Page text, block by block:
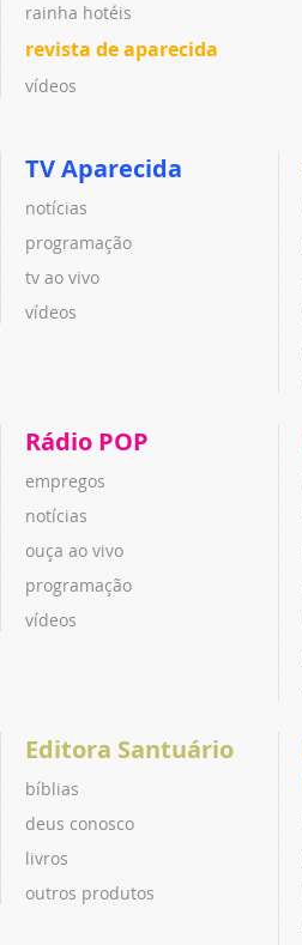
rainha hotéis
revista de aparecida
vídeos
TV Aparecida
notícias
programação
tv ao vivo
vídeos
Rádio POP
empregos
notícias
ouça ao vivo
programação
vídeos
Editora Santuário
bíblias
deus conosco
livros
outros produtos